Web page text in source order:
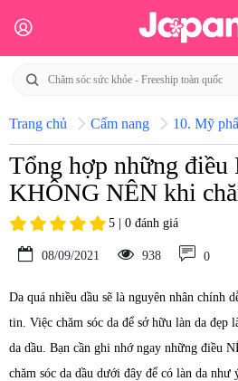
Trang chủ Cẩm nang 10. Mỹ
Tổng hợp những điều
KHÔNG NÊN khi
5 | 0 đánh giá
08/09/2021 938 0
Da quá nhiều dầu sẽ là nguyên nhân chính
tin. Việc chăm sóc da để sở hữu làn da đẹp
da dầu. Bạn cần ghi nhớ ngay những điều
chăm sóc da dầu dưới đây để có làn da như